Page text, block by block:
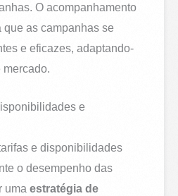
O acompanhamento
que as campanhas se
e eficazes, adaptando-
mercado.
e
e disponibilidades
o desempenho das
umaestratégia de